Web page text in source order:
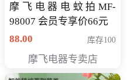
摩飞电器电蚊拍MF-
98007 会员专享价66元
88.00
库存100
摩飞电器专卖店